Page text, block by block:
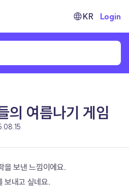
KR Login
의 여름나기 게임
을 보낸 느낌이에요.
보내고 싶네요.